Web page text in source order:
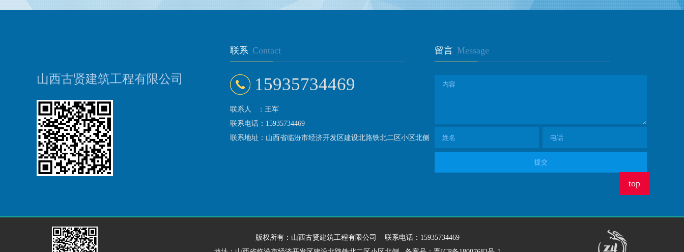
山西古贤建筑工程有限公司
联系 Contact
15935734469
联系人 ：王军
联系电话：15935734469
联系地址：山西省临汾市经济开发区建设北路铁北二区小区北侧
留言 Message
版权所有：山西古贤建筑工程有限公司 联系电话：15935734469
top